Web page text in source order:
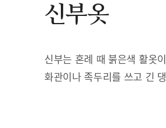
신부옷
신부는 혼례 때 붉은색 활옷
화관이나 족두리를 쓰고 긴